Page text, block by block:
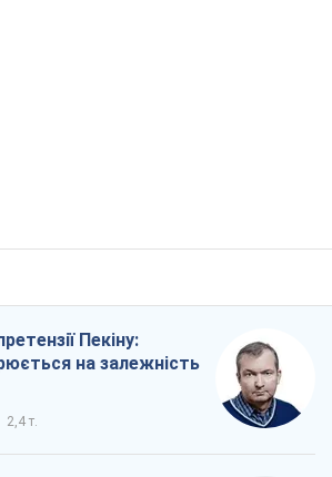
Пекіну:
на залежність
2,4 т.